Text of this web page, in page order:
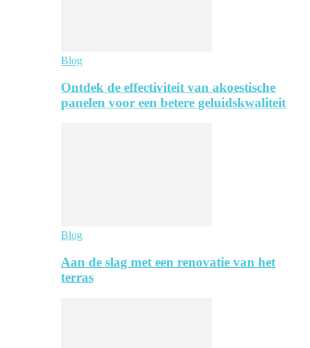
Blog
Ontdek de effectiviteit van akoestische
panelen voor een betere geluidskwaliteit
Blog
Aan de slag met een renovatie van het
terras